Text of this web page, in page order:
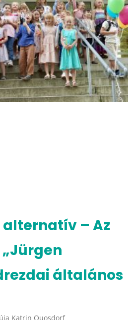
– Az
általános
Katrin Quosdorf